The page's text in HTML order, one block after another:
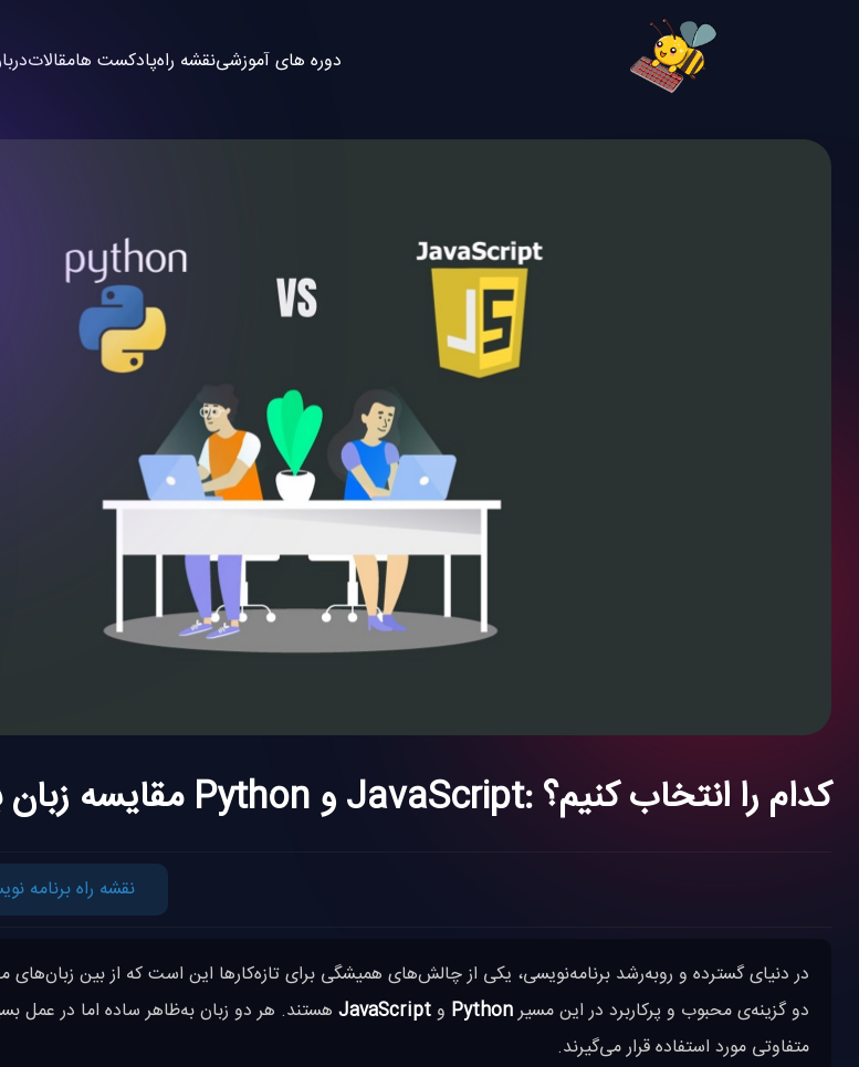
دوره های آموزشینقشه راهپادکست هامقالات
مقایسه زبان برنامه نویسی Python و JavaScript: کدام را انتخاب کنیم؟
نقشه راه برنامه
در دنیای گسترده و رو‌به‌رشد برنامه‌نویسی، یکی از چالش‌های همیشگی برای تازه‌کارها این است که از بین زبان‌های
دو گزینه‌ی محبوب و پرکاربرد در این مسیرPython وJavaScript هستند. هر دو زبان به‌ظاهر ساده اما در عمل
متفاوتی مورد استفاده قرار می‌گیرند.